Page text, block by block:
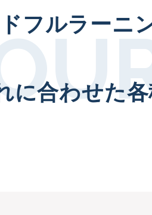
フルラーニ
に合わせた